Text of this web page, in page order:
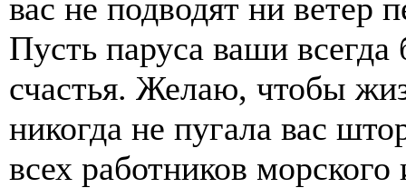
вас не подводят ни ветер
Пусть паруса ваши
счастья. Желаю, чтобы
никогда не пугала вас
всех работников